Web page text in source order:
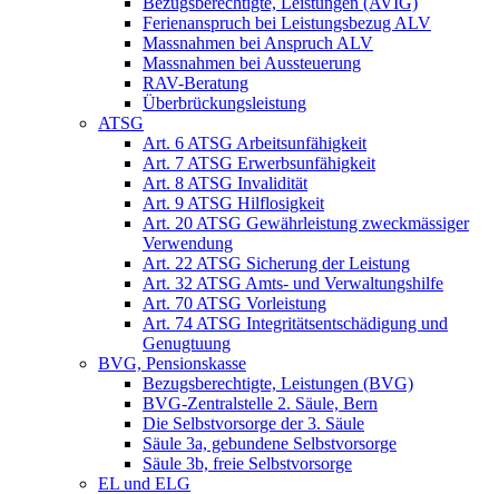
Ferienanspruch bei Leistungsbezug ALV
Massnahmen bei Anspruch ALV
Massnahmen bei Aussteuerung
RAV-Beratung
Überbrückungsleistung
ATSG
Art. 6 ATSG Arbeitsunfähigkeit
Art. 7 ATSG Erwerbsunfähigkeit
Art. 8 ATSG Invalidität
Art. 9 ATSG Hilflosigkeit
Art. 20 ATSG Gewährleistung zweckmässiger
Verwendung
Art. 22 ATSG Sicherung der Leistung
Art. 32 ATSG Amts- und Verwaltungshilfe
Art. 70 ATSG Vorleistung
Art. 74 ATSG Integritätsentschädigung und
Genugtuung
BVG, Pensionskasse
Bezugsberechtigte, Leistungen (BVG)
BVG-Zentralstelle 2. Säule, Bern
Die Selbstvorsorge der 3. Säule
Säule 3a, gebundene Selbstvorsorge
Säule 3b, freie Selbstvorsorge
EL und ELG